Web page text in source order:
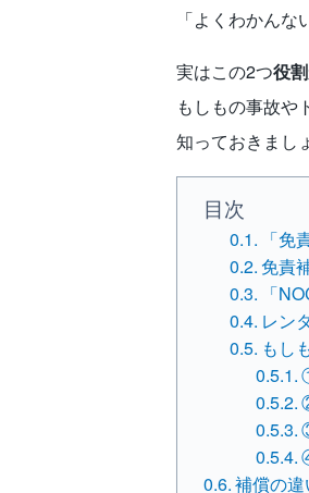
「よくわかん
実はこの2つ役
もしもの事故や
知っておきまし
目次
「免
免責
「
レン
もし
補償の違